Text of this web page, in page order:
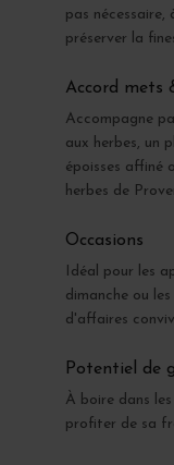
pas
préserver la
Accord mets
Accompagne
aux herbes, un
époisses affiné
herbes de
Occasions
Idéal pour les
dimanche ou
d'affaires
Potentiel de
À boire dans
profiter de sa